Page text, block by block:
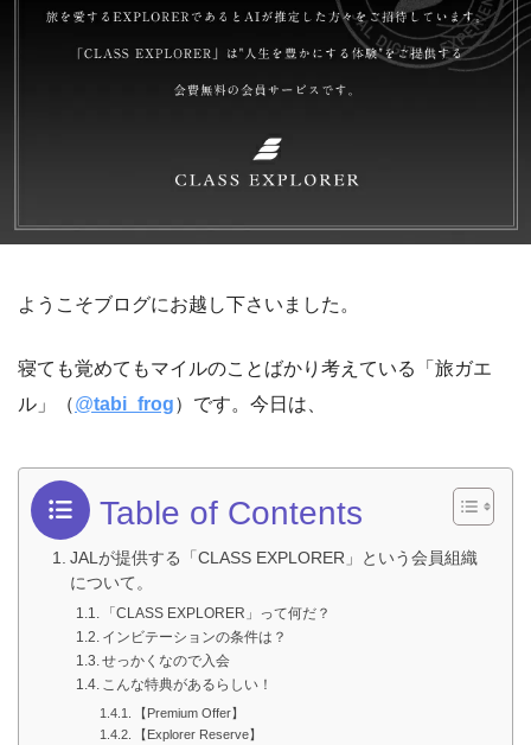
ようこそブログにお越し下さいました。
寝ても覚めてもマイルのことばかり考えている「旅ガエ
ル」（@tabi_frog）です。今日は、
Table of Contents
JALが提供する「CLASS EXPLORER」という会員組織
について。
「CLASS EXPLORER」って何だ？
インビテーションの条件は？
せっかくなので入会
こんな特典があるらしい！
【Premium Offer】
【Explorer Reserve】